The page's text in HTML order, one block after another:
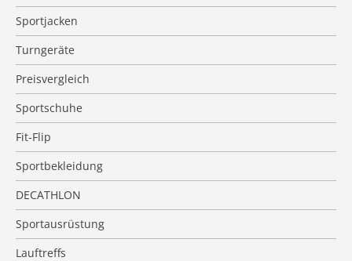
Sportjacken
Turngeräte
Preisvergleich
Sportschuhe
Fit-Flip
Sportbekleidung
DECATHLON
Sportausrüstung
Lauftreffs